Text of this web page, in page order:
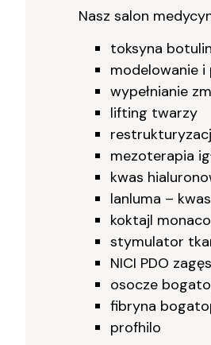
Nasz salon
toksyna
modelowanie i
wypełnianie
lifting twarzy
mezoterapia
kwas
lanluma –
koktajl monaco
stymulator
NICI PDO
osocze
fibryna
profhilo